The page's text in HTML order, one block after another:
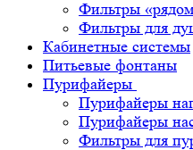
Фильтры
Фильтры для
Кабинетные системы
Питьевые фонтаны
Пурифайеры
Пурифайеры
Пурифайеры
Фильтры для